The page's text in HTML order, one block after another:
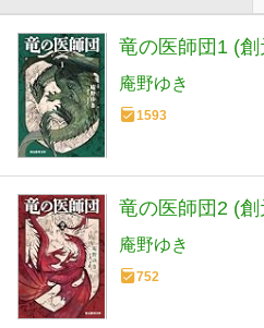
竜の医師団1 (
庵野ゆき
1593
竜の医師団2 (
庵野ゆき
752